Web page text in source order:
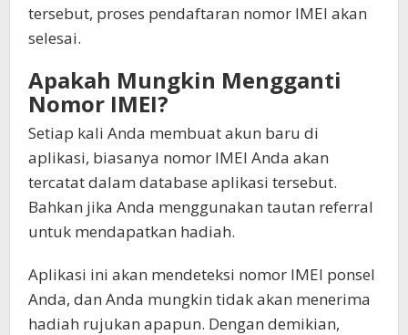
tersebut, proses pendaftaran nomor IMEI akan
selesai.
Apakah Mungkin Mengganti
Nomor IMEI?
Setiap kali Anda membuat akun baru di
aplikasi, biasanya nomor IMEI Anda akan
tercatat dalam database aplikasi tersebut.
Bahkan jika Anda menggunakan tautan referral
untuk mendapatkan hadiah.
Aplikasi ini akan mendeteksi nomor IMEI ponsel
Anda, dan Anda mungkin tidak akan menerima
hadiah rujukan apapun. Dengan demikian,